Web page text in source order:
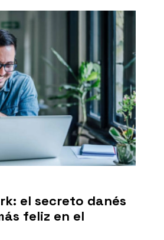
el secreto danés
feliz en el